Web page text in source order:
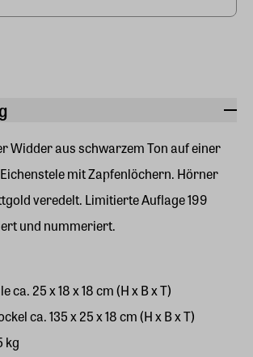
Widder aus schwarzem Ton auf einer
mit Zapfenlöchern. Hörner
veredelt. Limitierte Auflage 199
und nummeriert.
ca. 25 x 18 x 18 cm (H x B x T)
ca. 135 x 25 x 18 cm (H x B x T)
kg